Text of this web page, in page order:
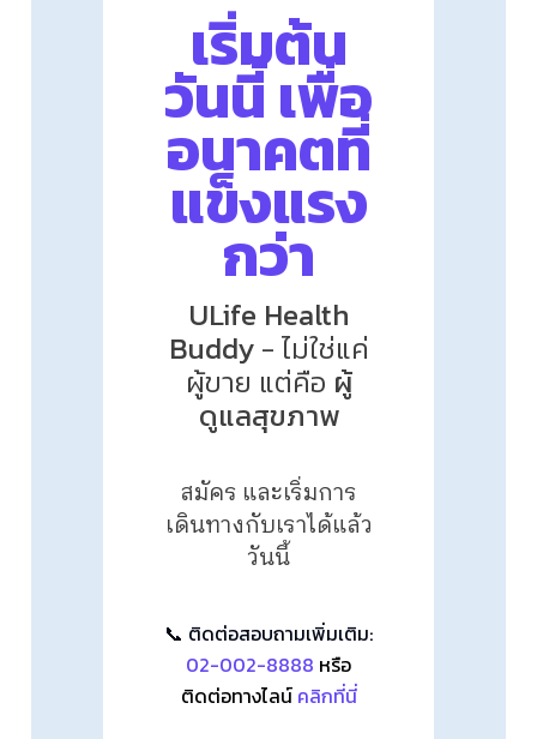
เริ่มต้น
วันนี้ เพื่อ
อนาคตที่
แข็งแรง
กว่า
ULife Health
Buddy- ไม่ใช่แค่
ผู้ขาย แต่คือ ผู้
ดูแลสุขภาพ
สมัคร และเริ่มการ
เดินทางกับเราได้แล้ว
วันนี้
📞 ติดต่อสอบถามเพิ่มเติม:
02-002-8888 หรือ
ติดต่อทางไลน์ คลิกที่นี่